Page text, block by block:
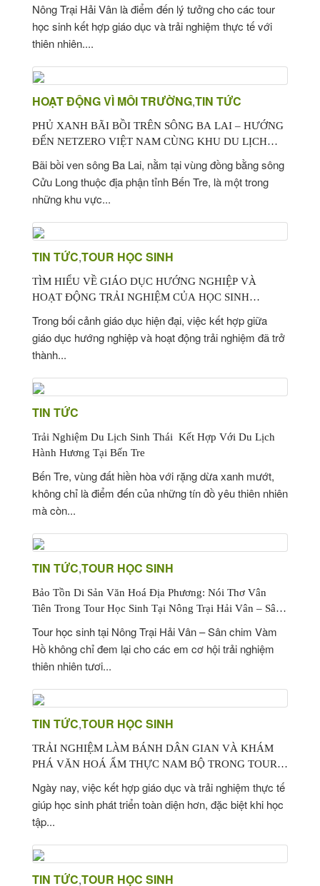
Nông Trại Hải Vân là điểm đến lý tưởng cho các tour
học sinh kết hợp giáo dục và trải nghiệm thực tế với
thiên nhiên....
HOẠT ĐỘNG VÌ MÔI TRƯỜNG,TIN TỨC
PHỦ XANH BÃI BỒI TRÊN SÔNG BA LAI – HƯỚNG
ĐẾN NETZERO VIỆT NAM CÙNG KHU DU LỊCH
SINH THÁI NÔNG TRẠI HẢI VÂN SÂN CHIM VÀM
HỒ
Bãi bồi ven sông Ba Lai, nằm tại vùng đồng bằng sông
Cửu Long thuộc địa phận tỉnh Bến Tre, là một trong
những khu vực...
TIN TỨC,TOUR HỌC SINH
TÌM HIỂU VỀ GIÁO DỤC HƯỚNG NGHIỆP VÀ
HOẠT ĐỘNG TRẢI NGHIỆM CỦA HỌC SINH
Trong bối cảnh giáo dục hiện đại, việc kết hợp giữa
giáo dục hướng nghiệp và hoạt động trải nghiệm đã trở
thành...
TIN TỨC
Trải Nghiệm Du Lịch Sinh Thái Kết Hợp Với Du Lịch
Hành Hương Tại Bến Tre
Bến Tre, vùng đất hiền hòa với rặng dừa xanh mướt,
không chỉ là điểm đến của những tín đồ yêu thiên nhiên
mà còn...
TIN TỨC,TOUR HỌC SINH
Bảo Tồn Di Sản Văn Hoá Địa Phương: Nói Thơ Vân
Tiên Trong Tour Học Sinh Tại Nông Trại Hải Vân – Sân
Tour học sinh tại Nông Trại Hải Vân – Sân chim Vàm
Hồ không chỉ đem lại cho các em cơ hội trải nghiệm
thiên nhiên tươi...
TIN TỨC,TOUR HỌC SINH
TRẢI NGHIỆM LÀM BÁNH DÂN GIAN VÀ KHÁM
PHÁ VĂN HOÁ ẨM THỰC NAM BỘ TRONG TOUR
Ngày nay, việc kết hợp giáo dục và trải nghiệm thực tế
giúp học sinh phát triển toàn diện hơn, đặc biệt khi học
tập...
TIN TỨC,TOUR HỌC SINH